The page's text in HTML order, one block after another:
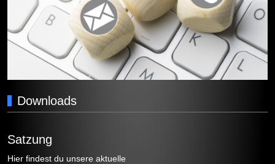
Downloads
Satzung
Hier findest du unsere aktuelle